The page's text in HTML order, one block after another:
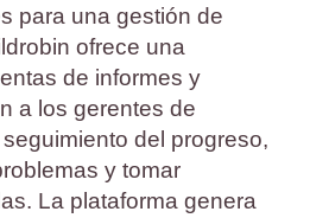
para una gestión de
ofrece una
de informes y
a los gerentes de
del progreso,
y tomar
La plataforma genera